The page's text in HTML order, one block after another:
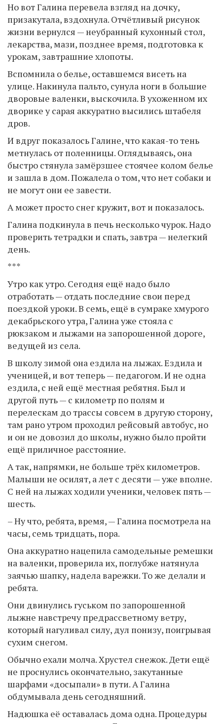
Но вот Галина перевела взгляд на дочку,
призакутала, вздохнула. Отчётливый рисунок
жизни вернулся — неубранный кухонный стол,
лекарства, мази, позднее время, подготовка к
урокам, завтрашние хлопоты.
Вспомнила о белье, оставшемся висеть на
улице. Накинула пальто, сунула ноги в большие
дворовые валенки, выскочила. В ухоженном их
дворике у сарая аккуратно высились штабеля
дров.
И вдруг показалось Галине, что какая-то тень
метнулась от поленницы. Оглядываясь, она
быстро стянула замёрзшее стоячее колом белье
и зашла в дом. Пожалела о том, что нет собаки и
не могут они ее завести.
А может просто снег кружит, вот и показалось.
Галина подкинула в печь несколько чурок. Надо
проверить тетрадки и спать, завтра — нелегкий
день.
***
Утро как утро. Сегодня ещё надо было
отработать — отдать последние свои перед
поездкой уроки. В семь, ещё в сумраке хмурого
декабрьского утра, Галина уже стояла с
рюкзаком и лыжами на запорошенной дороге,
ведущей из села.
В школу зимой она ездила на лыжах. Ездила и
ученицей, и вот теперь — педагогом. И не одна
ездила, с ней ещё местная ребятня. Был и
другой путь — с километр по полям и
перелескам до трассы совсем в другую сторону,
там рано утром проходил рейсовый автобус, но
и он не довозил до школы, нужно было пройти
ещё приличное расстояние.
А так, напрямки, не больше трёх километров.
Малыши не осилят, а лет с десяти — уже вполне.
С ней на лыжах ходили ученики, человек пять —
шесть.
– Ну что, ребята, время, — Галина посмотрела на
часы, семь тридцать, пора.
Она аккуратно нацепила самодельные ремешки
на валенки, проверила их, поглубже натянула
заячью шапку, надела варежки. То же делали и
ребята.
Они двинулись гуськом по запорошенной
лыжне навстречу предрассветному ветру,
который нагуливал силу, дул понизу, поигрывая
сухим снегом.
Обычно ехали молча. Хрустел снежок. Дети ещё
не проснулись окончательно, закутанные
шарфами «досыпали» в пути. А Галина
обдумывала день сегодняшний.
Надюшка её оставалась дома одна. Процедуры